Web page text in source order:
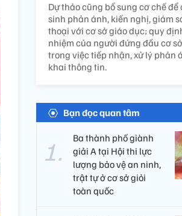
Dự thảo cũng bổ sung cơ chế để
sinh phản ánh, kiến nghị, giám
thoại với cơ sở giáo dục; quy
nhiệm của người đứng đầu cơ
trong việc tiếp nhận, xử lý phản
khai thông tin.
Bạn đọc quan tâm
Ba thành phố giành
giải A tại Hội thi lực
lượng bảo vệ an ninh,
trật tự ở cơ sở giỏi
toàn quốc